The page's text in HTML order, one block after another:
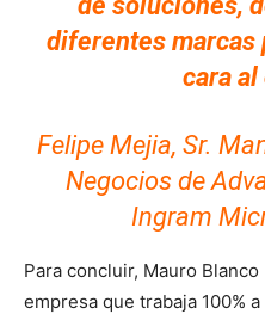
diferentes marcas
cara
Felipe Mejia, Sr.
Negocios de
Ingram
Para concluir, Mauro
empresa que trabaja 100%